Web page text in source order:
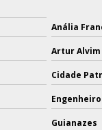
Anália
Artur Alvim
Cidade
Guianazes